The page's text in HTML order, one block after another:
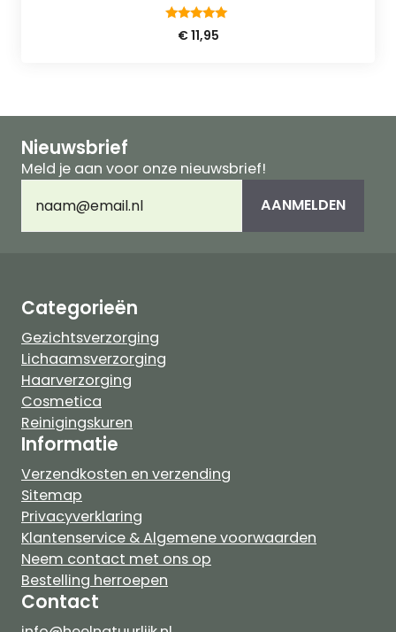
4.75
van 5
€11,95
Nieuwsbrief
Meld je aan voor onze nieuwsbrief!
mailadres(Vereist) AANMELDEN
Categorieën
Gezichtsverzorging
Lichaamsverzorging
Haarverzorging
Cosmetica
Reinigingskuren
Informatie
Verzendkosten en verzending
Sitemap
Privacyverklaring
Klantenservice & Algemene voorwaarden
Neem contact met ons op
Bestelling herroepen
Contact